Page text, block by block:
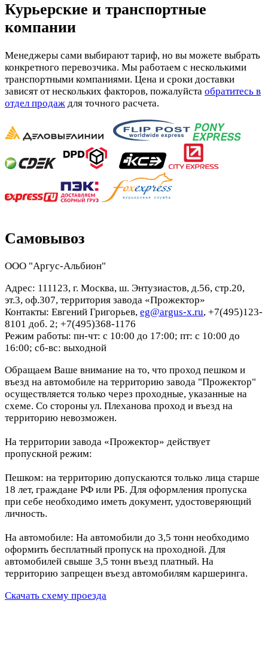
Курьерские и транспортные
компании
Менеджеры сами выбирают тариф, но вы можете выбрать
конкретного перевозчика. Мы работаем с несколькими
транспортными компаниями. Цена и сроки доставки
зависят от нескольких факторов, пожалуйста обратитесь в
отдел продаж для точного расчета.
Самовывоз
ООО "Аргус-Альбион"
Адрес: 111123, г. Москва, ш. Энтузиастов, д.56, стр.20,
эт.3, оф.307, территория завода «Прожектор»
Контакты: Евгений Григорьев, eg@argus-x.ru, +7(495)123-
8101 доб. 2; +7(495)368-1176
Режим работы: пн-чт: с 10:00 до 17:00; пт: с 10:00 до
16:00; сб-вс: выходной
Обращаем Ваше внимание на то, что проход пешком и
въезд на автомобиле на территорию завода "Прожектор"
осуществляется только через проходные, указанные на
схеме. Со стороны ул. Плеханова проход и въезд на
территорию невозможен.
На территории завода «Прожектор» действует
пропускной режим:
Пешком: на территорию допускаются только лица старше
18 лет, граждане РФ или РБ. Для оформления пропуска
при себе необходимо иметь документ, удостоверяющий
личность.
На автомобиле: На автомобили до 3,5 тонн необходимо
оформить бесплатный пропуск на проходной. Для
автомобилей свыше 3,5 тонн въезд платный. На
территорию запрещен въезд автомобилям каршеринга.
Скачать схему проезда